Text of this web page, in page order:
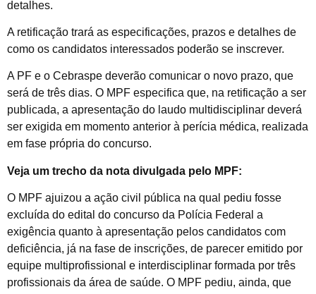
detalhes.
A retificação trará as especificações, prazos e detalhes de
como os candidatos interessados poderão se inscrever.
A PF e o Cebraspe deverão comunicar o novo prazo, que
será de três dias. O MPF especifica que, na retificação a ser
publicada, a apresentação do laudo multidisciplinar deverá
ser exigida em momento anterior à perícia médica, realizada
em fase própria do concurso.
Veja um trecho da nota divulgada pelo MPF:
O MPF ajuizou a ação civil pública na qual pediu fosse
excluída do edital do concurso da Polícia Federal a
exigência quanto à apresentação pelos candidatos com
deficiência, já na fase de inscrições, de parecer emitido por
equipe multiprofissional e interdisciplinar formada por três
profissionais da área de saúde. O MPF pediu, ainda, que